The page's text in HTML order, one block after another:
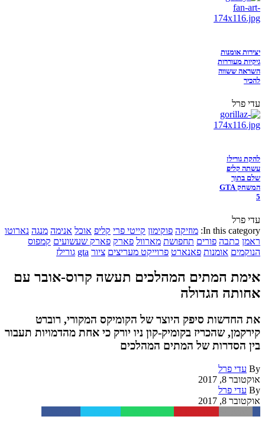
יצירות אומנות
גיקיות מעוררות
השראה ששווה
להכיר
עדי פרל
להקת גורילז
עשתה קליפ
שלם בתוך
המשחק GTA
5
עדי פרל
In this category: מוזיקה פוקימון קייטי פרי קליפ אוכל אנימה מנגה נארוטו
ראמן כתבה פורים תחפושת מארוול פארק פארק שעשועים קמפוס
הנוקמים אומנות פאנארט פרוייקט מעריצים ציור gta גורילז
אימת המתים המהלכים תעשה קרוס-אובר עם
אחותה הגדולה
את החדשות סיפק היוצר של הקומיקס המקורי, רוברט
קירקמן, שהכריז בקומיק-קון ניו יורק כי אחת מהדמויות תעבור
בין הסדרות של המתים המהלכים
By עדי פרל
אוקטובר 8, 2017
By עדי פרל
אוקטובר 8, 2017